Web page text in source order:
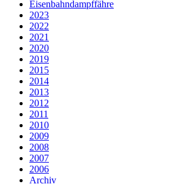
Eisenbahndampffähre
2023
2022
2021
2020
2019
2015
2014
2013
2012
2011
2010
2009
2008
2007
2006
Archiv